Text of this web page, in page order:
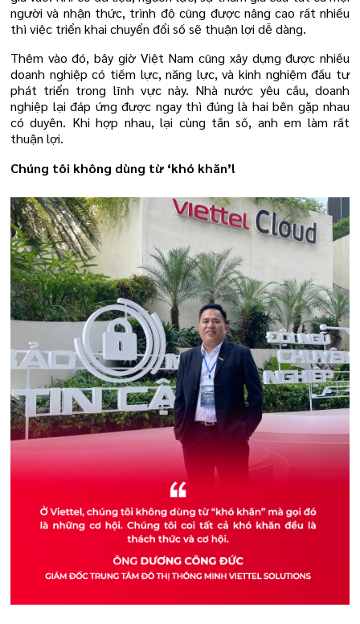
người và nhận thức, trình độ cũng được nâng cao rất nhiều
thì việc triển khai chuyển đổi số sẽ thuận lợi dễ dàng.
Thêm vào đó, bây giờ Việt Nam cũng xây dựng được nhiều
doanh nghiệp có tiềm lực, năng lực, và kinh nghiệm đầu tư
phát triển trong lĩnh vực này. Nhà nước yêu cầu, doanh
nghiệp lại đáp ứng được ngay thì đúng là hai bên gặp nhau
có duyên. Khi hợp nhau, lại cùng tần số, anh em làm rất
thuận lợi.
Chúng tôi không dùng từ ‘khó khăn’!